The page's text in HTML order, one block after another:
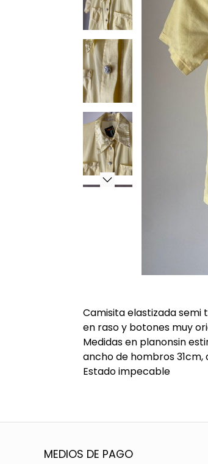
Camisita elastizada semi
en raso y botones muy
Medidas en planonsin
ancho de hombros 31cm,
Estado impecable
MEDIOS DE PAGO